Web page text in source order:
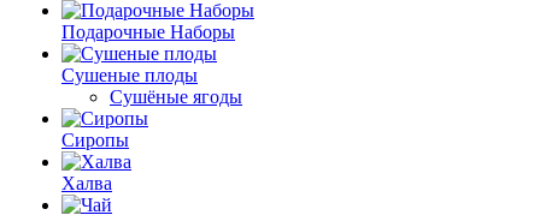
Подарочные Наборы
Cушеные плоды
Сушёные ягоды
Сиропы
Халва